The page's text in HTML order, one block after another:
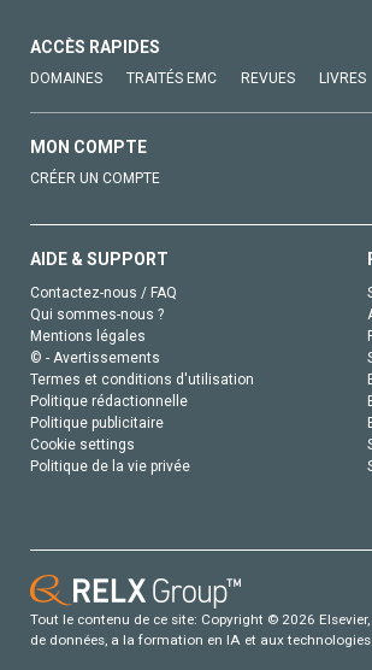
ACCÈS RAPIDES
DOMAINES TRAITÉS EMC REVUES LIVRES
MON COMPTE
CRÉER UN COMPTE
AIDE & SUPPORT
Contactez-nous / FAQ
Qui sommes-nous ?
Mentions légales
© - Avertissements
Termes et conditions d'utilisation
Politique rédactionnelle
Politique publicitaire
Cookie settings
Politique de la vie privée
Tout le contenu de ce site: Copyright © 2026
de données, a la formation en IA et aux